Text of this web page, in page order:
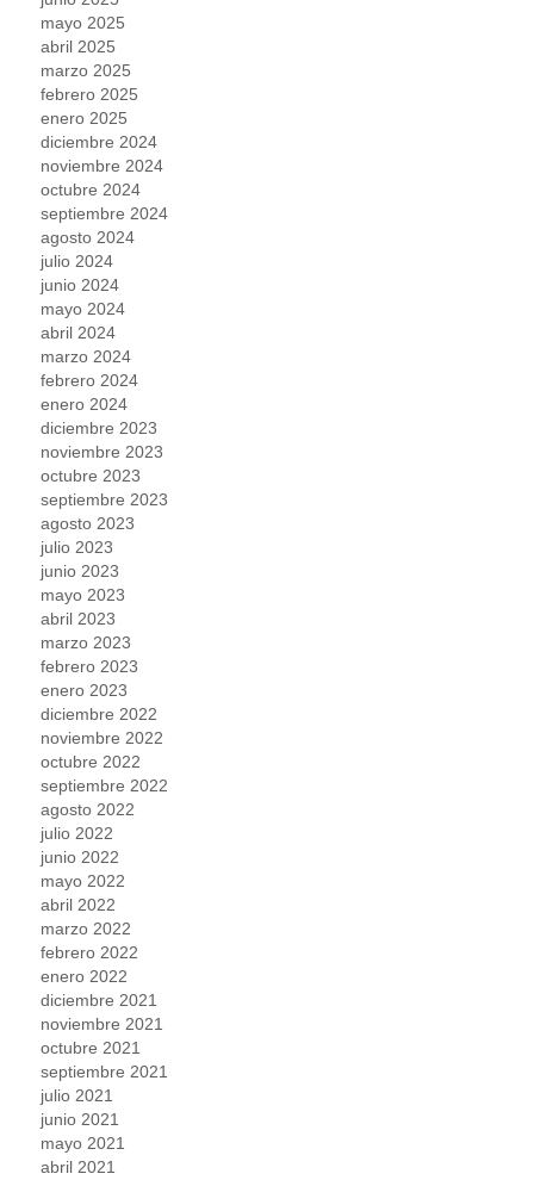
mayo 2025
abril 2025
marzo 2025
febrero 2025
enero 2025
diciembre 2024
noviembre 2024
octubre 2024
septiembre 2024
agosto 2024
julio 2024
junio 2024
mayo 2024
abril 2024
marzo 2024
febrero 2024
enero 2024
diciembre 2023
noviembre 2023
octubre 2023
septiembre 2023
agosto 2023
julio 2023
junio 2023
mayo 2023
abril 2023
marzo 2023
febrero 2023
enero 2023
diciembre 2022
noviembre 2022
octubre 2022
septiembre 2022
agosto 2022
julio 2022
junio 2022
mayo 2022
abril 2022
marzo 2022
febrero 2022
enero 2022
diciembre 2021
noviembre 2021
octubre 2021
septiembre 2021
julio 2021
junio 2021
mayo 2021
abril 2021